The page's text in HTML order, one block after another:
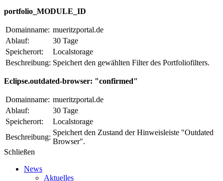
portfolio_MODULE_ID
Domainname: mueritzportal.de
Ablauf:
30 Tage
Speicherort:
Localstorage
Beschreibung: Speichert den gewählten Filter des Portfoliofilters.
Eclipse.outdated-browser: "confirmed"
Domainname: mueritzportal.de
Ablauf:
30 Tage
Speicherort:
Localstorage
Beschreibung:
Speichert den Zustand der Hinweisleiste "Outdated
Browser".
Schließen
News
Aktuelles